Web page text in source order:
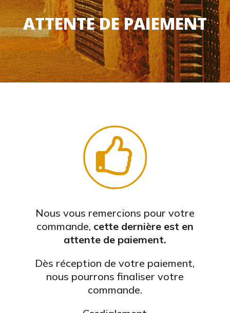
ATTENTE DE PAIEMENT
Nous vous remercions pour votre
commande, cette dernière est en
attente de paiement.
Dès réception de votre paiement,
nous pourrons finaliser votre
commande.